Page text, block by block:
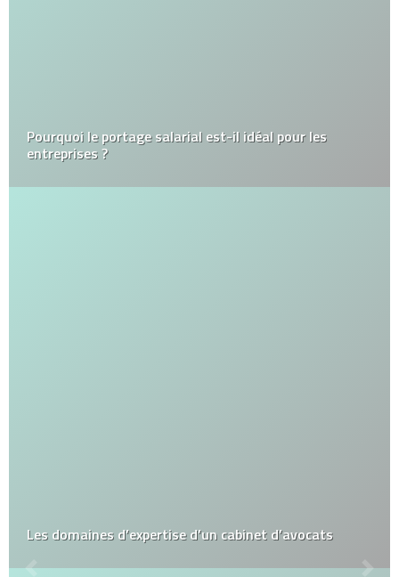
Pourquoi le portage salarial est-il idéal pour les
entreprises ?
Les domaines d’expertise d’un cabinet d’avocats